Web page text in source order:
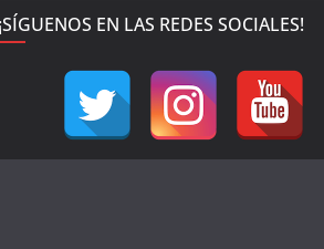
EN LAS REDES SOCIALES!